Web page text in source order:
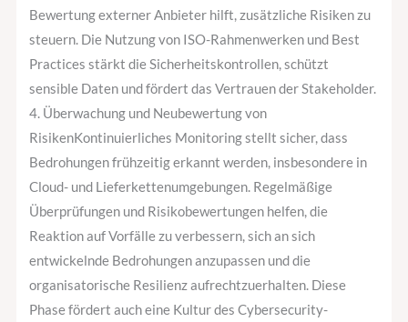
Bewertung externer Anbieter hilft, zusätzliche Risiken zu
steuern. Die Nutzung von ISO-Rahmenwerken und Best
Practices stärkt die Sicherheitskontrollen, schützt
sensible Daten und fördert das Vertrauen der Stakeholder.
4. Überwachung und Neubewertung von
RisikenKontinuierliches Monitoring stellt sicher, dass
Bedrohungen frühzeitig erkannt werden, insbesondere in
Cloud- und Lieferkettenumgebungen. Regelmäßige
Überprüfungen und Risikobewertungen helfen, die
Reaktion auf Vorfälle zu verbessern, sich an sich
entwickelnde Bedrohungen anzupassen und die
organisatorische Resilienz aufrechtzuerhalten. Diese
Phase fördert auch eine Kultur des Cybersecurity-